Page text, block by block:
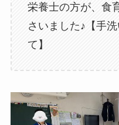
栄養士の方が、食
さいました♪【手
て】